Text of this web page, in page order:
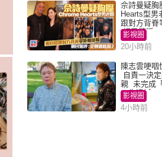
佘詩曼疑胸
Hearts型
跟對方背脊
網民驚呼：
得？
影視圈
20小時前
陳志雲哽咽
自責一決
親 未完成
一生遺憾
影視圈
4小時前